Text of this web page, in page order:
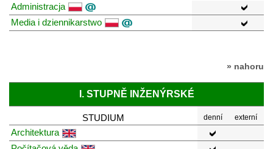
Administracja
Media i dziennikarstwo
» nahoru
I. STUPNĚ INŽENÝRSKÉ
STUDIUM denní externí
Architektura